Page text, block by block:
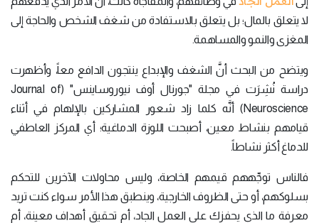
لا يتعلق بالمال؛ بل يتعلق بالاستفادة من شغف الشخص والحاجة إلى
المغزى والنمو والمساهمة.
ويتضح من البحث أنَّ الشغف والإبداع ينتجون الدافع معاً، وأظهرت
دراسة نُشِرَت في مجلة "جورنال أوف نيوروساينس" (Journal of
Neuroscience) أنَّه كلما زاد شعور المشاركين بالإلهام في أثناء
قيامهم بنشاط معين، أصبحت اللوزة الدماغية؛ أي المركز العاطفي
للدماغ أكثر نشاطاً.
فالناس توجِّههم قيمهم الخاصة، وليس محاولات الآخرين للتحكم
بسلوكهم، أو حتى الظروف الخارجية، وينطبق هذا الأمر سواء كنت تريد
معرفة ما الذي يحفزك على العمل الجاد، أم تحقيق أهداف معينة، أم